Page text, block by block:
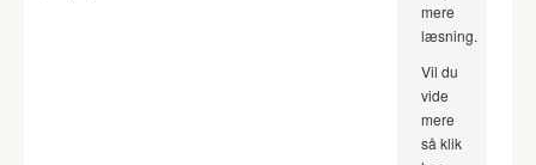
mere
læsning.
Vil du
vide
mere
så klik